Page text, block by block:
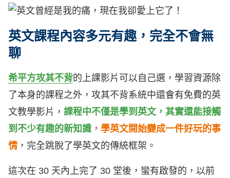
英文課程內容多元有趣，完全不會無
聊
希平方攻其不背的上課影片可以自己選，學習資源除
了本身的課程之外，攻其不背系統中還會有免費的英
文教學影片， 課程中不僅是學到英文，其實還能接觸
到不少有趣的新知識 ， 學英文開始變成一件好玩的事
情 ，完全跳脫了學英文的傳統框架。
這次在 30 天內上完了 30 堂後，蠻有啟發的，以前